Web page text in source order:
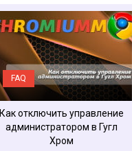
FAQ
Как отключить управление
администратором в Гугл
Хром